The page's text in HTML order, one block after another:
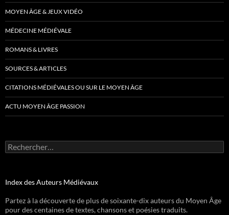
MOYEN ÂGE & JEUX VIDÉO
MÉDECINE MÉDIÉVALE
ROMANS & LIVRES
SOURCES & ARTICLES
CITATIONS MÉDIÉVALES OU SUR LE MOYEN ÂGE
ACTU MOYEN ÂGE PASSION
Rechercher :
Index des Auteurs Médiévaux
Partez à la découverte de plus de soixante-dix auteurs du Moyen Âge
pour des centaines de textes, chansons et poésies traduits.